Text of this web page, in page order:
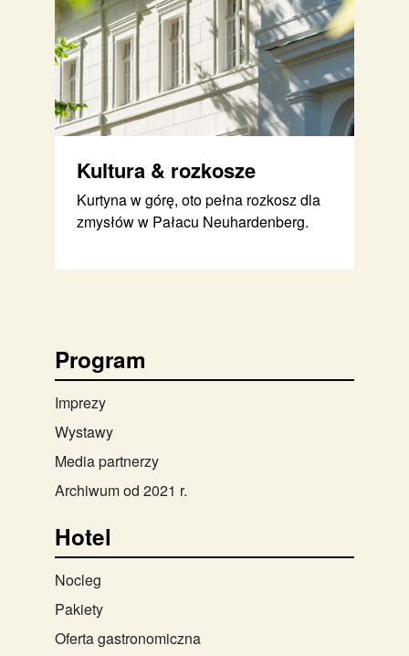
Kultura & rozkosze
Kurtyna w górę, oto pełna rozkosz dla
zmysłów w Pałacu Neuhardenberg.
Program
Imprezy
Wystawy
Media partnerzy
Archiwum od 2021 r.
Hotel
Nocleg
Pakiety
Oferta gastronomiczna